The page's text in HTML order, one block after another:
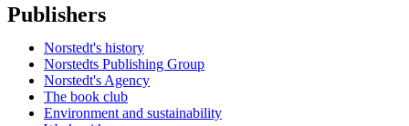
Publishers
Norstedt's history
Norstedts Publishing Group
Norstedt's Agency
The book club
Environment and sustainability